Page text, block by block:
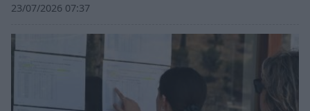
23/07/2026 07:37